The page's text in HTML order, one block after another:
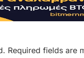
Required fields are